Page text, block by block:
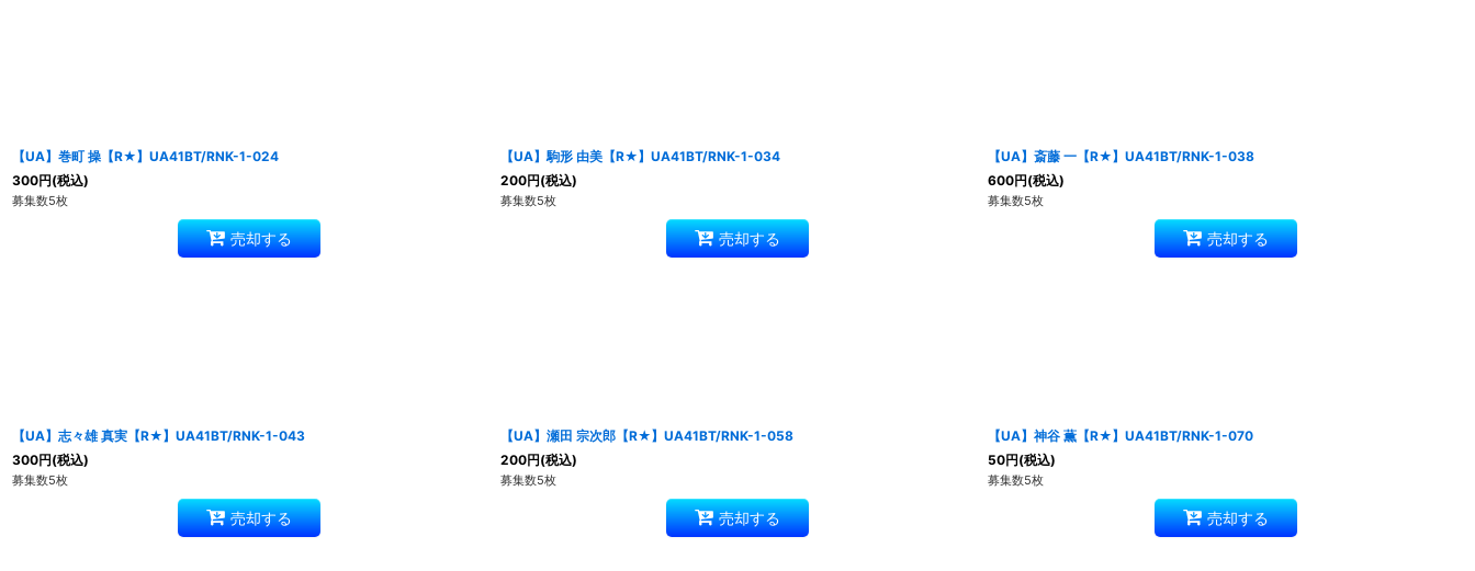
【UA】巻町 操【R★】UA41BT/RNK-1-024
300円(税込)
募集数5枚
売却する
【UA】駒形 由美【R★】UA41BT/RNK-1-034
200円(税込)
募集数5枚
売却する
【UA】斎藤 一【R★】UA41BT/RNK-1-038
600円(税込)
募集数5枚
売却する
【UA】志々雄 真実【R★】UA41BT/RNK-1-043
300円(税込)
募集数5枚
売却する
【UA】瀬田 宗次郎【R★】UA41BT/RNK-1-058
200円(税込)
募集数5枚
売却する
【UA】神谷 薫【R★】UA41BT/RNK-1-070
50円(税込)
募集数5枚
売却する